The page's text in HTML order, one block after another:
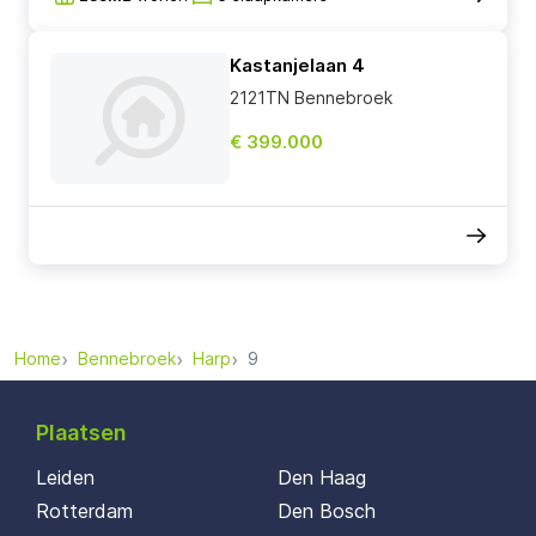
Kastanjelaan 4
2121TN Bennebroek
€ 399.000
Home Bennebroek Harp 9
Plaatsen
Leiden
Rotterdam
Den Haag
Den Bosch